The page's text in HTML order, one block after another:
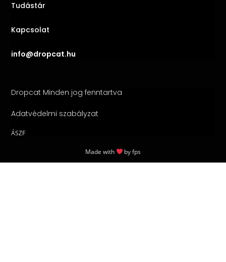
Tudástár
Kapcsolat
info@dropcat.hu
Dropcat Minden jog fenntartva
Adatvédelmi szabályzat
ÁSZF
Made with byfps